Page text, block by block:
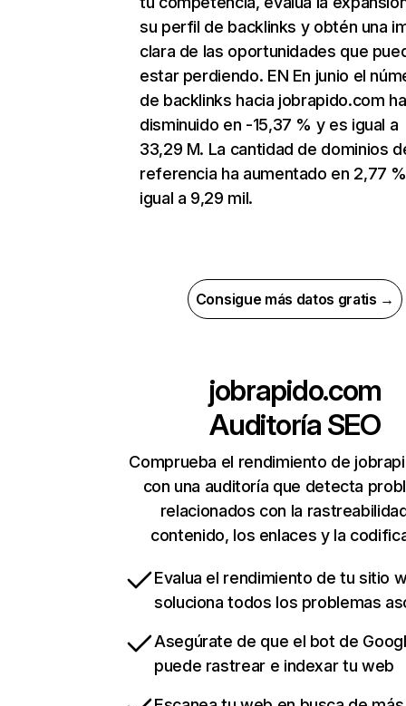
su perfil de backlinks y obtén una
clara de las oportunidades que
estar perdiendo. EN En junio el
de backlinks hacia jobrapido.com ha
disminuido en -15,37 % y es igual a
33,29 M. La cantidad de dominios
referencia ha aumentado en 2,77
igual a 9,29 mil.
Consigue más datos gratis →
jobrapido.com
Auditoría SEO
Comprueba el rendimiento de
con una auditoría que detecta
relacionados con la
contenido, los enlaces y la
Evalua el rendimiento de tu sitio
soluciona todos los problemas
Asegúrate de que el bot de
puede rastrear e indexar tu web